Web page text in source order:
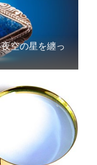
空の星を纏っ